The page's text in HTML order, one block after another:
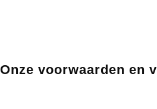
Onze voorwaarden en